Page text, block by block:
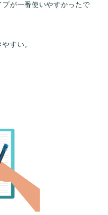
が一番使いやすかったで
すい。